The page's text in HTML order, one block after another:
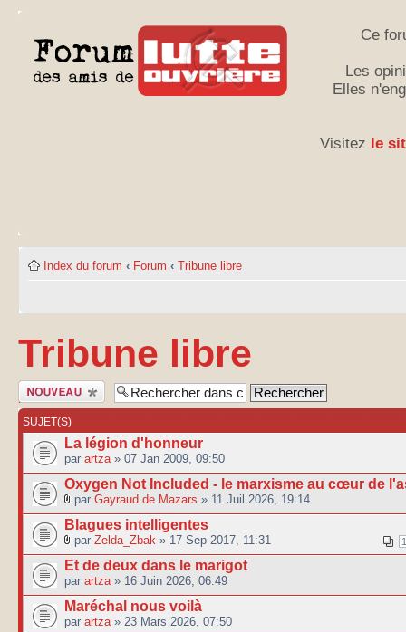
Ce
Les
Elles
Visitez le
Index du forum ‹ Forum ‹ Tribune libre
Tribune libre
Publier un
nouveau sujet
SUJET(S)
La légion d'honneur
par artza » 07 Jan 2009, 09:50
Oxygen Not Included - le marxisme au cœur de
par Gayraud de Mazars » 11 Juil 2026, 19:14
Blagues intelligentes
1
par Zelda_Zbak » 17 Sep 2017, 11:31
Et de deux dans le marigot
par artza » 16 Juin 2026, 06:49
Maréchal nous voilà
par artza » 23 Mars 2026, 07:50